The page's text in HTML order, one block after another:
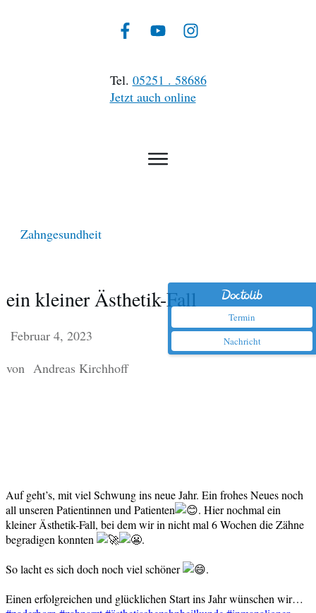
Termin
Nachricht
Tel. 05251 . 58686
Jetzt auch online
Zahngesundheit
ein kleiner Ästhetik-Fall
Februar 4, 2023
von Andreas Kirchhoff
Auf geht’s, mit viel Schwung ins neue Jahr. Ein frohes Neues noch
all unseren Patientinnen und Patienten
. Hier nochmal ein
kleiner Ästhetik-Fall, bei dem wir in nicht mal 6 Wochen die Zähne
begradigen konnten
.
So lacht es sich doch noch viel schöner
.
Einen erfolgreichen und glücklichen Start ins Jahr wünschen wir…